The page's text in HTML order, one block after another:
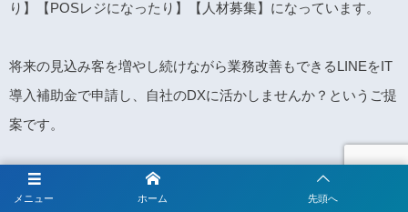
り】【POSレジになったり】【人材募集】になっています。
将来の見込み客を増やし続けながら業務改善もできるLINEをIT
導入補助金で申請し、自社のDXに活かしませんか？というご提
案です。
メニュー ホーム 先頭へ